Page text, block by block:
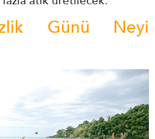
Günü Neyi